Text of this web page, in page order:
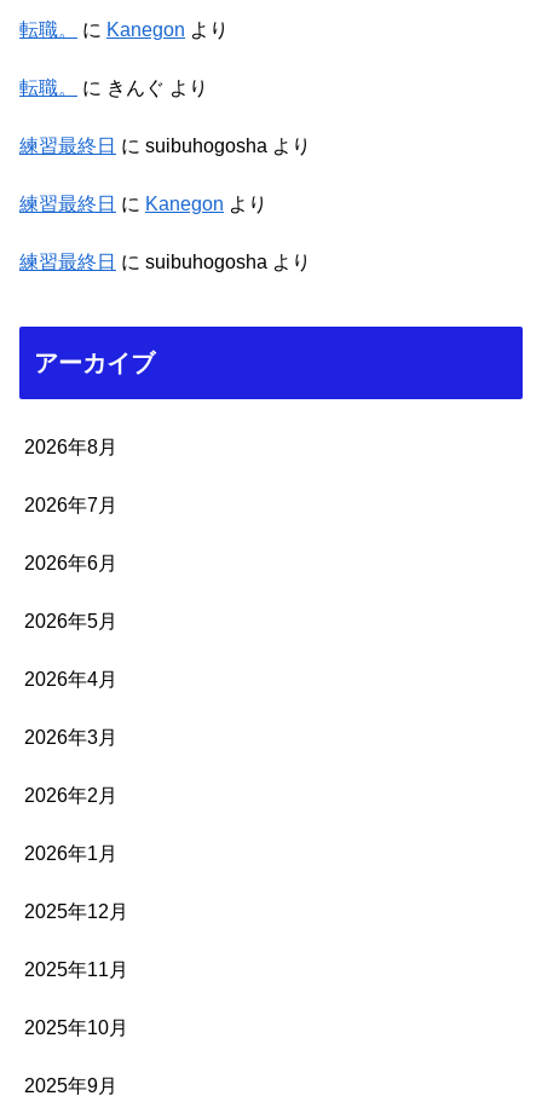
転職。 に Kanegon より
転職。 に きんぐ より
練習最終日 に suibuhogosha より
練習最終日 に Kanegon より
練習最終日 に suibuhogosha より
アーカイブ
2026年8月
2026年7月
2026年6月
2026年5月
2026年4月
2026年3月
2026年2月
2026年1月
2025年12月
2025年11月
2025年10月
2025年9月